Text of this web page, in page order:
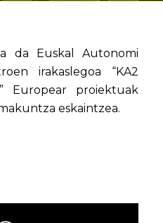
da Euskal Autonomi
irakaslegoa “KA2
Europear proiektuak
eskaintzea.